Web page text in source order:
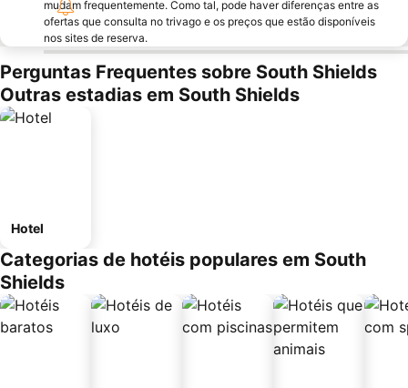
mudam frequentemente. Como tal, pode haver diferenças entre as
ofertas que consulta no trivago e os preços que estão disponíveis
nos sites de reserva.
Perguntas Frequentes sobre South Shields
Outras estadias em South Shields
Hotel
Categorias de hotéis populares em South
Shields